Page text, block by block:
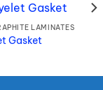
LAMINATES
Gasket